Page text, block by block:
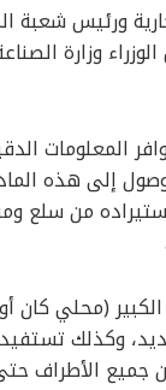
ورئيس شعبة
وزارة
المعلومات
إلى هذه
من سلع
(محلي كان
وكذلك
الأطراف حتى